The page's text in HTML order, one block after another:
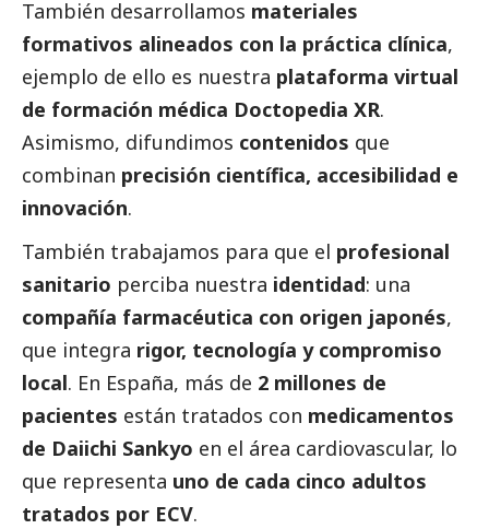
También desarrollamos materiales
formativos alineados con la práctica clínica,
ejemplo de ello es nuestra plataforma virtual
de formación médica Doctopedia XR.
Asimismo, difundimos contenidos que
combinan precisión científica, accesibilidad e
innovación.
También trabajamos para que el profesional
sanitario perciba nuestra identidad: una
compañía farmacéutica con origen japonés,
que integra rigor, tecnología y compromiso
local. En España, más de 2 millones de
pacientes están tratados con medicamentos
de Daiichi Sankyo en el área cardiovascular, lo
que representa uno de cada cinco adultos
tratados por ECV.